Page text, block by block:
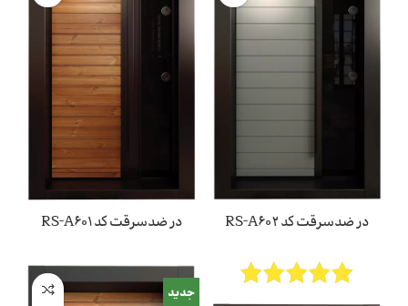
در ضدسرقت کد RS-A602 در ضدسرقت کد RS-A601
جدید